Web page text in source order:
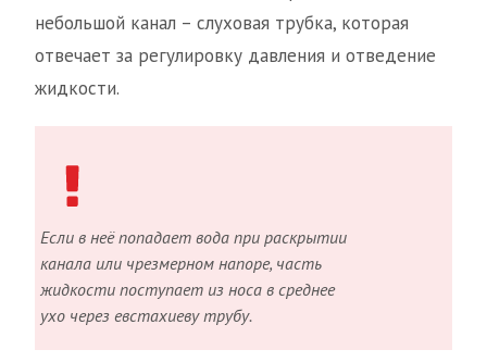
небольшой канал – слуховая трубка, которая
отвечает за регулировку давления и отведение
жидкости.
Если в неё попадает вода при раскрытии
канала или чрезмерном напоре, часть
жидкости поступает из носа в среднее
ухо через евстахиеву трубу.